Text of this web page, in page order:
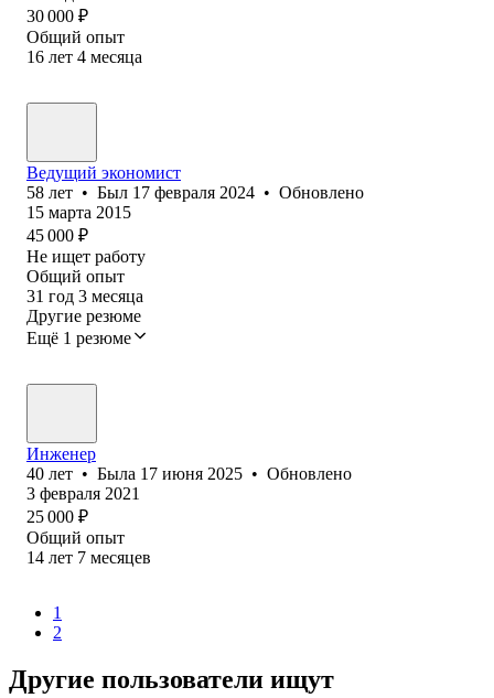
30 000 ₽
Общий опыт
16 лет 4 месяца
Ведущий экономист
58 лет • Был 17 февраля 2024 • Обновлено
15 марта 2015
45 000 ₽
Не ищет работу
Общий опыт
31 год 3 месяца
Другие резюме
Ещё 1 резюме
Инженер
40 лет • Была 17 июня 2025 • Обновлено
3 февраля 2021
25 000 ₽
Общий опыт
14 лет 7 месяцев
1
2
Другие пользователи ищут